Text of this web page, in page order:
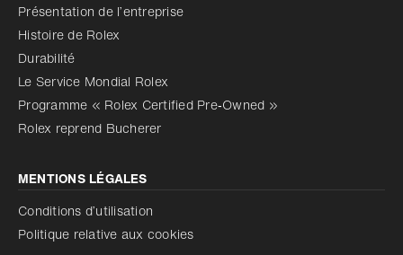
Présentation de l’entreprise
Histoire de Rolex
Durabilité
Le Service Mondial Rolex
Programme « Rolex Certified Pre‑Owned »
Rolex reprend Bucherer
MENTIONS LÉGALES
Conditions d’utilisation
Politique relative aux cookies